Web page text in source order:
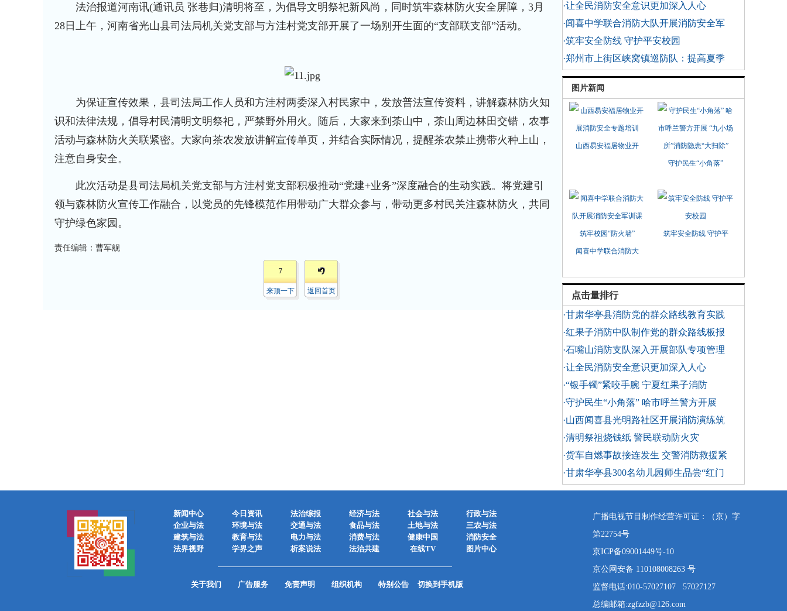
法治报道河南讯(通讯员 张巷归)清明将至，为倡导文明祭祀新风尚，同时筑牢森林防火安全屏障，3月
28日上午，河南省光山县司法局机关党支部与方洼村党支部开展了一场别开生面的“支部联支部”活动。
为保证宣传效果，县司法局工作人员和方洼村两委深入村民家中，发放普法宣传资料，讲解森林防火知
识和法律法规，倡导村民清明文明祭祀，严禁野外用火。随后，大家来到茶山中，茶山周边林田交错，农事
活动与森林防火关联紧密。大家向茶农发放讲解宣传单页，并结合实际情况，提醒茶农禁止携带火种上山，
注意自身安全。
此次活动是县司法局机关党支部与方洼村党支部积极推动“党建+业务”深度融合的生动实践。将党建引
领与森林防火宣传工作融合，以党员的先锋模范作用带动广大群众参与，带动更多村民关注森林防火，共同
守护绿色家园。
责任编辑：曹军舰
7
来顶一下 返回首页
·让全民消防安全意识更加深入人心
·闻喜中学联合消防大队开展消防安全军
·筑牢安全防线 守护平安校园
·郑州市上街区峡窝镇巡防队：提高夏季
图片新闻
山西易安福居物业开
守护民生“小角落”
闻喜中学联合消防大
筑牢安全防线 守护平
点击量排行
·甘肃华亭县消防党的群众路线教育实践
·红果子消防中队制作党的群众路线板报
·石嘴山消防支队深入开展部队专项管理
·让全民消防安全意识更加深入人心
·“银手镯”紧咬手腕 宁夏红果子消防
·守护民生“小角落” 哈市呼兰警方开展
·山西闻喜县光明路社区开展消防演练筑
·清明祭祖烧钱纸 警民联动防火灾
·货车自燃事故接连发生 交警消防救援紧
·甘肃华亭县300名幼儿园师生品尝“红门
新闻中心 今日资讯 法治综报 经济与法 社会与法
行政与法
企业与法
环境与法 交通与法 食品与法 土地与法
三农与法
建筑与法
教育与法 电力与法 消费与法 健康中国
消防安全
法界视野
学界之声 析案说法 法治共建 在线TV 图片中心
关于我们 广告服务 免责声明 组织机构 特别公告 切换到手机版
广播电视节目制作经营许可证：（京）字
第22754号
京ICP备09001449号-10
京公网安备 110108008263 号
监督电话:010-57027107 57027127
总编邮箱:zgfzzb@126.com